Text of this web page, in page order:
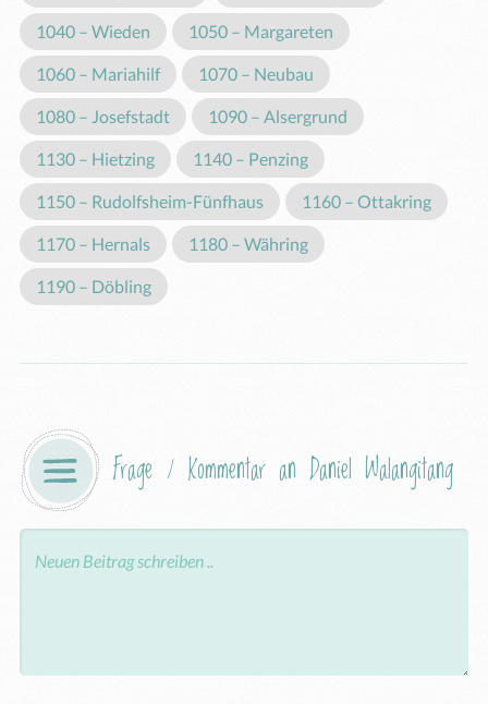
1040 – Wieden 1050 – Margareten
1060 – Mariahilf 1070 – Neubau
1080 – Josefstadt 1090 – Alsergrund
1130 – Hietzing 1140 – Penzing
1150 – Rudolfsheim-Fünfhaus 1160 – Ottakring
1170 – Hernals 1180 – Währing
1190 – Döbling
Frage / Kommentar an Daniel Walangitang